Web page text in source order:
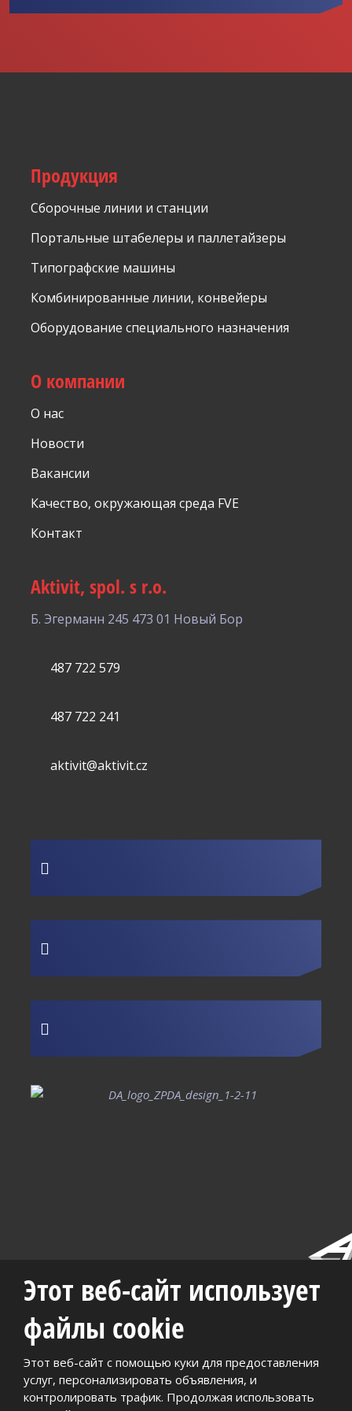
быть
Продукция
Сборочные линии и станции
Портальные штабелеры и паллетайзеры
Типографские машины
Комбинированные линии, конвейеры
Оборудование специального назначения
О компании
О нас
Новости
Вакансии
Качество, окружающая среда FVE
Контакт
Aktivit, spol. s r.o.
Б. Эгерманн 245 473 01 Новый Бор
487 722 579
487 722 241
aktivit@aktivit.cz
2026, Aktivit, spol. s r.o. - все права защищены, производство
eBRÁNA
Карта
сайта
|
История
компании
|
Вакансии
|
Качество и
|
Фотогалерея
Этот веб-сайт использует
файлы cookie
Этот веб-сайт с помощью куки для предоставления
услуг, персонализировать объявления, и
контролировать трафик. Продолжая использовать